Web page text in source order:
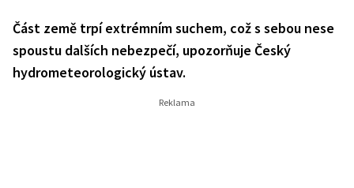
Část země trpí extrémním suchem, což s sebou nese
spoustu dalších nebezpečí, upozorňuje Český
hydrometeorologický ústav.